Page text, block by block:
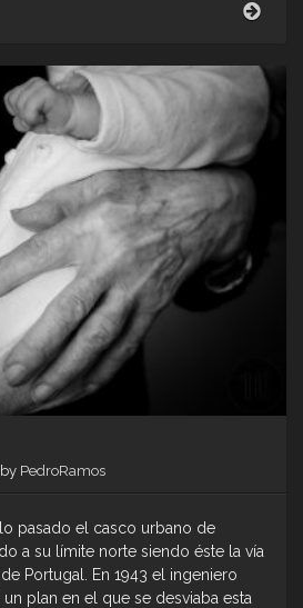
by PedroRamos
pasado el casco urbano de
a su límite norte siendo éste la vía
Portugal. En 1943 el ingeniero
plan en el que se desviaba esta